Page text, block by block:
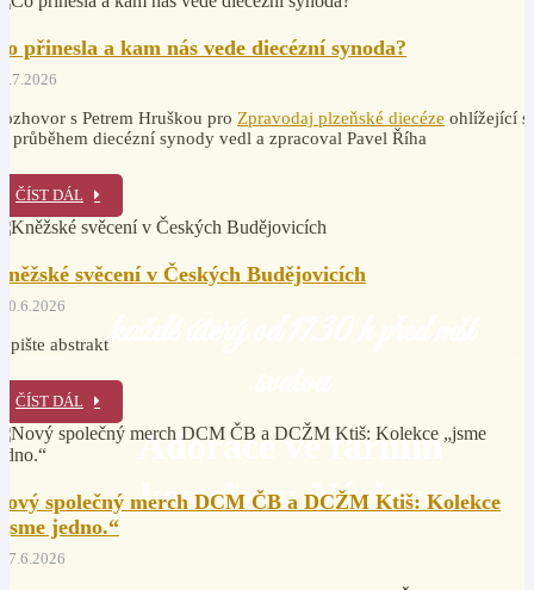
Adorace ve farním
kostele sv. Václava
přinesla a kam nás vede diecézní synoda?
1.7.2026
s Petrem Hruškou pro Zpravodaj plzeňské diecéze ohlížející
průběhem diecézní synody vedl a zpracoval Pavel Říha
ČÍST DÁL
svěcení v Českých Budějovicích
20.6.2026
abstrakt
ČÍST DÁL
společný merch DCM ČB a DCŽM Ktiš: Kolekce
jedno.“
17.6.2026